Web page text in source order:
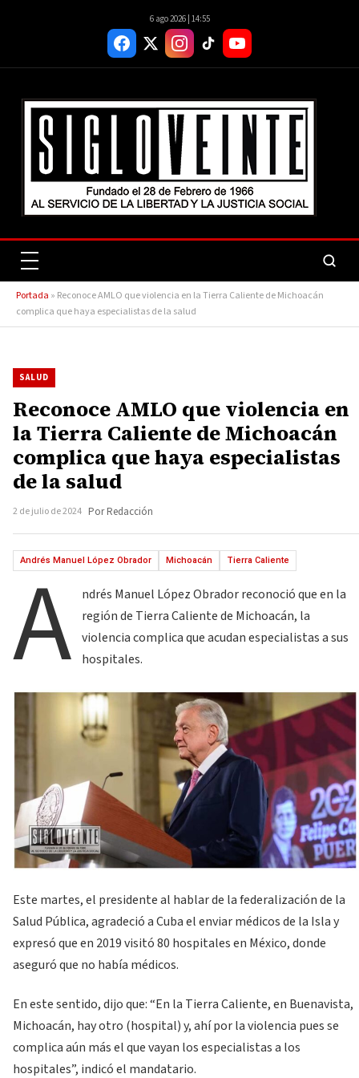
6 ago 2026 | 14:55
Portada » Reconoce AMLO que violencia en la Tierra Caliente de Michoacán
complica que haya especialistas de la salud
SALUD
Reconoce AMLO que violencia en
la Tierra Caliente de Michoacán
complica que haya especialistas
de la salud
2 de julio de 2024 Por Redacción
Andrés Manuel López Obrador Michoacán Tierra Caliente
A
ndrés Manuel López Obrador reconoció que en la
región de Tierra Caliente de Michoacán, la
violencia complica que acudan especialistas a sus
hospitales.
Este martes, el presidente al hablar de la federalización de la
Salud Pública, agradeció a Cuba el enviar médicos de la Isla y
expresó que en 2019 visitó 80 hospitales en México, donde
aseguró que no había médicos.
En este sentido, dijo que: “En la Tierra Caliente, en Buenavista,
Michoacán, hay otro (hospital) y, ahí por la violencia pues se
complica aún más el que vayan los especialistas a los
hospitales”, indicó el mandatario.